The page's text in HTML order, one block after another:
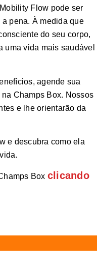
Flow pode ser
pena. À medida que
do seu corpo,
uma vida mais saudável
agende sua
Champs Box. Nossos
e lhe orientarão da
e descubra como ela
Box clicando